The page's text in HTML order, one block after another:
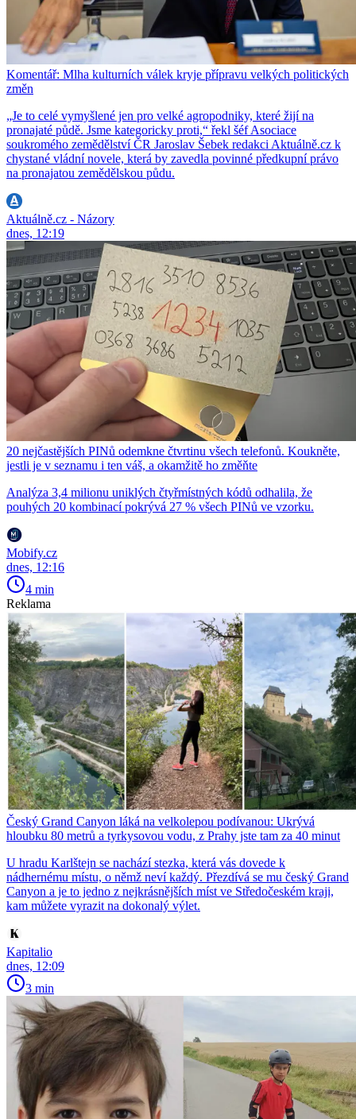
Komentář: Mlha kulturních válek kryje přípravu velkých politických
změn
„Je to celé vymyšlené jen pro velké agropodniky, které žijí na
pronajaté půdě. Jsme kategoricky proti,“ řekl šéf Asociace
soukromého zemědělství ČR Jaroslav Šebek redakci Aktuálně.cz k
chystané vládní novele, která by zavedla povinné předkupní právo
na pronajatou zemědělskou půdu.
Aktuálně.cz - Názory
dnes, 12:19
20 nejčastějších PINů odemkne čtvrtinu všech telefonů. Koukněte,
jestli je v seznamu i ten váš, a okamžitě ho změňte
Analýza 3,4 milionu uniklých čtyřmístných kódů odhalila, že
pouhých 20 kombinací pokrývá 27 % všech PINů ve vzorku.
Mobify.cz
dnes, 12:16
4 min
Reklama
Český Grand Canyon láká na velkolepou podívanou: Ukrývá
hloubku 80 metrů a tyrkysovou vodu, z Prahy jste tam za 40 minut
U hradu Karlštejn se nachází stezka, která vás dovede k
nádhernému místu, o němž neví každý. Přezdívá se mu český Grand
Canyon a je to jedno z nejkrásnějších míst ve Středočeském kraji,
kam můžete vyrazit na dokonalý výlet.
Kapitalio
dnes, 12:09
3 min